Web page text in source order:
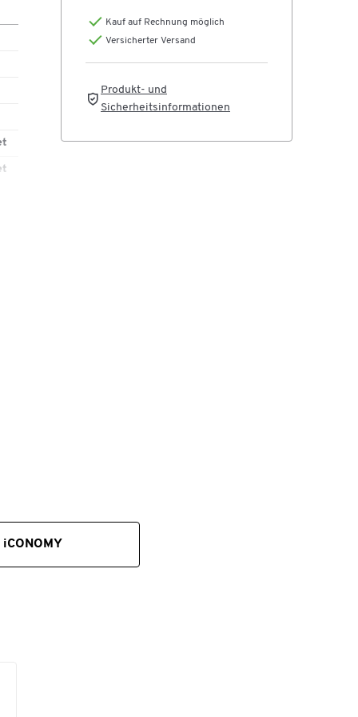
Kauf auf Rechnung möglich
Versicherter Versand
Produkt- und
Sicherheitsinformationen
iCONOMY